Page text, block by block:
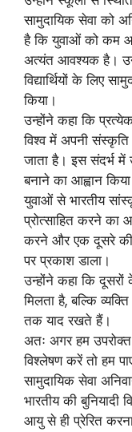
सामुदायिक सेवा को
है कि युवाओं को कम
अत्‍यंत आवश्‍यक है।
विद्यार्थियों के लिए
किया।
उन्होंने कहा कि
विश्‍व में अपनी
जाता है। इस संदर्भ में
बनाने का आह्वान
युवाओं से भारतीय
प्रोत्‍साहित करने का
करने और एक दूसरे
पर प्रकाश डाला।
उन्‍होंने कहा कि
मिलता है, बल्कि
तक याद रखते हैं।
अतः अगर हम
विश्लेषण करें तो हम
सामुदायिक सेवा
भारतीय की
आयु से ही प्रेरित